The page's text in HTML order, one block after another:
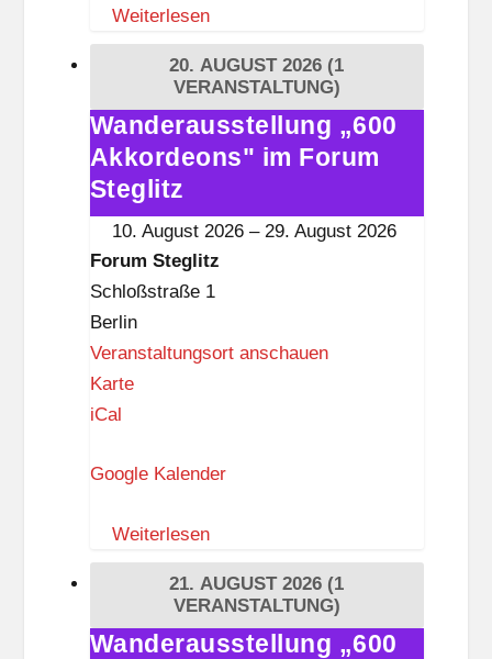
S
t
g
i
t
z
Weiterlesen
20. AUGUST 2026 (1
VERANSTALTUNG)
Wanderausstellung
„600
Akkordeons"
im
Wanderausstellung „600
Akkordeons" im Forum
Steglitz
10. August 2026 – 29. August 2026
Forum Steglitz
Schloßstraße 1
Berlin
Veranstaltungsort anschauen
KarteF
u
S
t
g
iCal
Google Kalender
Weiterlesen
21. AUGUST 2026 (1
VERANSTALTUNG)
Wanderausstellung
Wanderausstellung „600